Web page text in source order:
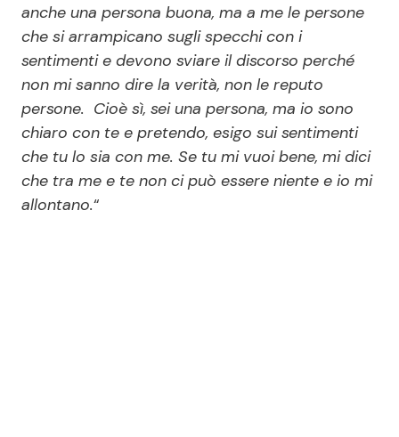
anche una persona buona, ma a me le persone
che si arrampicano sugli specchi con i
sentimenti e devono sviare il discorso perché
non mi sanno dire la verità, non le reputo
persone. Cioè sì, sei una persona, ma io sono
chiaro con te e pretendo, esigo sui sentimenti
che tu lo sia con me. Se tu mi vuoi bene, mi dici
che tra me e te non ci può essere niente e io mi
allontano.“